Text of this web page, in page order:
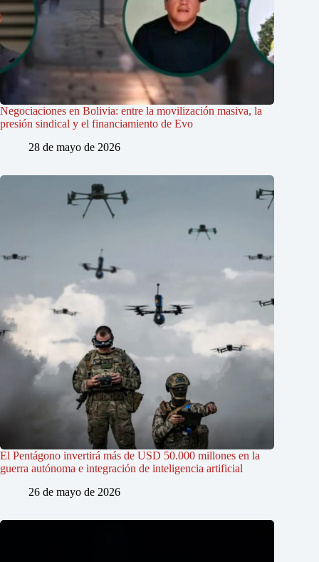
Negociaciones en Bolivia: entre la movilización masiva, la
presión sindical y el financiamiento de Evo
28 de mayo de 2026
El Pentágono invertirá más de USD 50.000 millones en la
guerra autónoma e integración de inteligencia artificial
26 de mayo de 2026